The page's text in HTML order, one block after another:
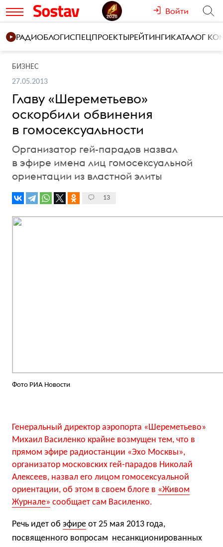
Войти
РАДИОБЛОГИСПЕЦПРОЕКТЫРЕЙТИНГИКАТАЛОГ
БИЗНЕС
27.05.2013
Главу «Шереметьево»
оскорбили обвинения
в гомосексуальности
Организатор гей-парадов назвал
в эфире имена лиц гомосексуальной
ориентации из властной элиты
13
Фото РИА Новости
Генеральный директор аэропорта «Шереметьево»
Михаил Василенко крайне возмущен тем, что в
прямом эфире радиостанции «Эхо Москвы»,
организатор московских гей-парадов Николай
Алексеев, назвал его лицом гомосексуальной
ориентации, об этом в своем блоге в «Живом
Журнале» сообщает сам Василенко.
Речь идет об эфире от 25 мая 2013 года,
посвященного вопросам несанкционированных